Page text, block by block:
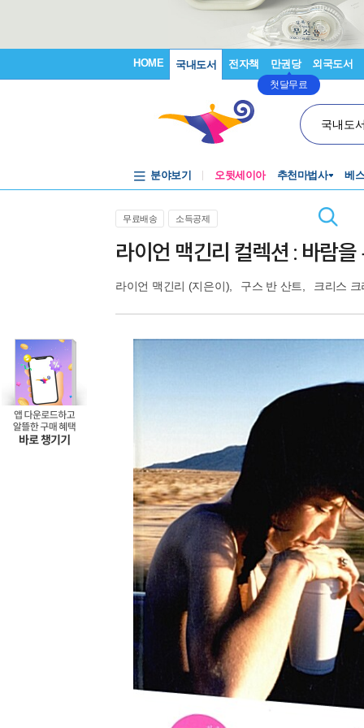
HOME 국내도서 전자책 만권당
첫달무료
외국도서
국내도
분야보기 오뒷세이아 추천마법사 베
무료배송 소득공제
라이언 맥긴리 컬렉션 : 바람
라이언 맥긴리 (지은이), 구스 반 산트 크리스